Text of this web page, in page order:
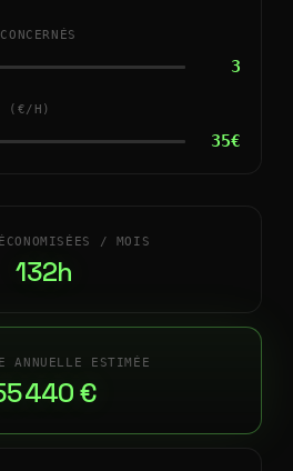
3
(€/H)
35€
/ MOIS
132h
ANNUELLE ESTIMÉE
440 €